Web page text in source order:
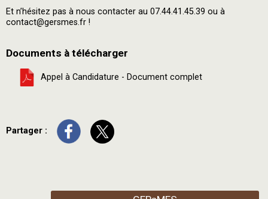
Et n’hésitez pas à nous contacter au 07.44.41.45.39 ou à
contact@gersmes.fr !
Documents à télécharger
Appel à Candidature - Document complet
Partager :